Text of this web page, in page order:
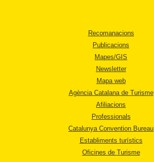
Recomanacions
Publicacions
Mapes/GIS
Newsletter
Mapa web
Agència Catalana de Turisme
Afiliacions
Professionals
Catalunya Convention Bureau
Establiments turístics
Oficines de Turisme